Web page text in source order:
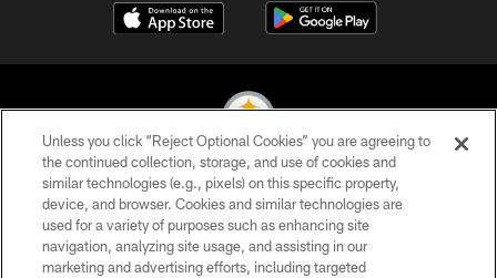
© 2026 Pittsburgh Steelers. All Rights Reserved
PRIVACY POLICY
TERMS OF USE
Unless you click “Reject Optional Cookies” you are agreeing to
the continued collection, storage, and use of cookies and
similar technologies (e.g., pixels) on this specific property,
device, and browser. Cookies and similar technologies are
used for a variety of purposes such as enhancing site
navigation, analyzing site usage, and assisting in our
marketing and advertising efforts, including targeted